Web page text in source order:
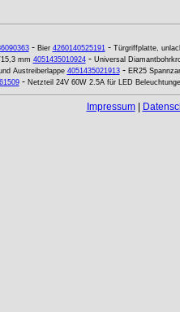
- Bier 4260140525191- Türgriffplatte,
mm 4051435010924- Universal
Austreiberlappe 4051435021913- ER25
- Netzteil 24V 60W 2.5A für LED
Impressum|